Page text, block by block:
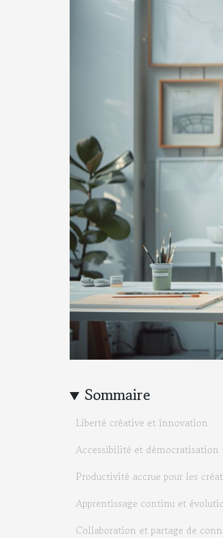
Sommaire
Liberté créative et innovation
Accessibilité et démocratisation
Productivité accrue pour les
Apprentissage continu et
Collaboration et partage de